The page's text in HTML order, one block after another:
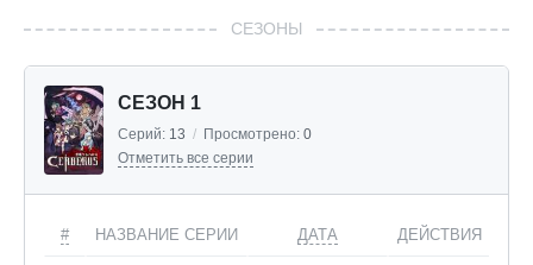
СЕЗОНЫ
СЕЗОН 1
Серий: 13 / Просмотрено: 0
Отметить все серии
# НАЗВАНИЕ СЕРИИ ДАТА ДЕЙСТВИЯ